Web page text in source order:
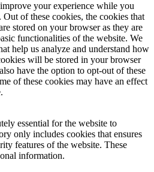
Metni
your experience while you
of these cookies, the cookies that
stored on your browser as they are
functionalities of the website. We
help us analyze and understand how
will be stored in your browser
have the option to opt-out of these
of these cookies may have an effect
essential for the website to
only includes cookies that ensures
features of the website. These
information.